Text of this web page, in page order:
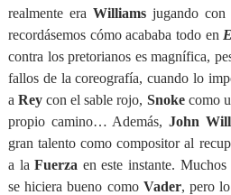
realmente era Williams jugando
recordásemos cómo acababa todo en
contra los pretorianos es magnífica,
fallos de la coreografía, cuando lo
aReycon el sable rojo, Snoke como
propio camino… Además,John
gran talento como compositor al
a laFuerza en este instante.
se hiciera bueno como Vader, pero